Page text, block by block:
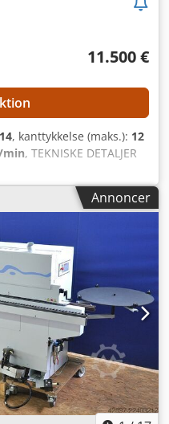
11.500 €
, kanttykkelse (maks.): 12
min, TEKNISKE DETALJER
10 mm Maks.
70 mm Min.
12 mm Maks.
Ahhjf
indgreb
Kantrullemagasin
til EVA-
Antal trykruller: 4 NC-
Antal
Antal
Finfræseaggregat til
motorer: 2 NC-
Afrundingsaggregat til
Annoncer